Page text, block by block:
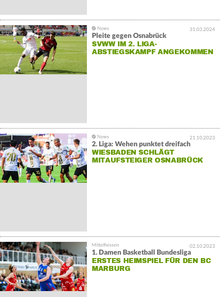
31.03.2024
Pleite gegen Osnabrück
SVWW IM 2. LIGA-
ABSTIEGSKAMPF ANGEKOMMEN
21.10.2023
2. Liga: Wehen punktet dreifach
WIESBADEN SCHLÄGT
MITAUFSTEIGER OSNABRÜCK
02.10.2023
1. Damen Basketball Bundesliga
ERSTES HEIMSPIEL FÜR DEN BC
MARBURG